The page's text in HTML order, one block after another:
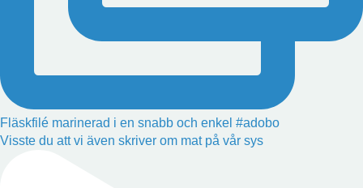
Fläskfilé marinerad i en snabb och enkel #adobo
Visste du att vi även skriver om mat på vår sys